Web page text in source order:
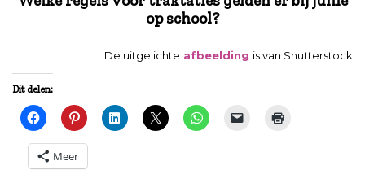
op school?
De uitgelichte afbeelding is van Shutterstock
Dit delen:
Meer